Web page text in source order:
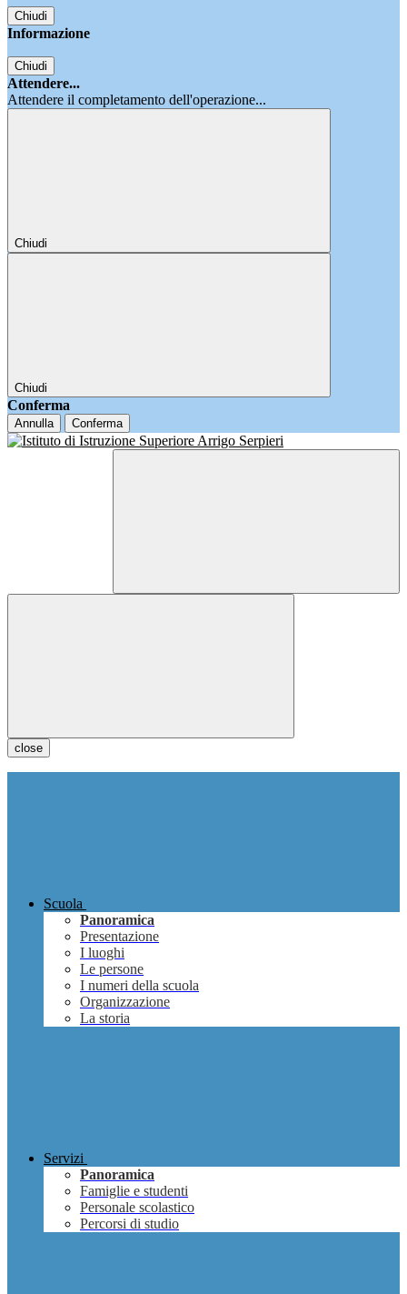
Chiudi
Informazione
Chiudi
Attendere...
Attendere il completamento dell'operazione...
Chiudi
Chiudi
Conferma
Annulla Conferma
close
Scuola
Panoramica
Presentazione
I luoghi
Le persone
I numeri della scuola
Organizzazione
La storia
Servizi
Panoramica
Famiglie e studenti
Personale scolastico
Percorsi di studio